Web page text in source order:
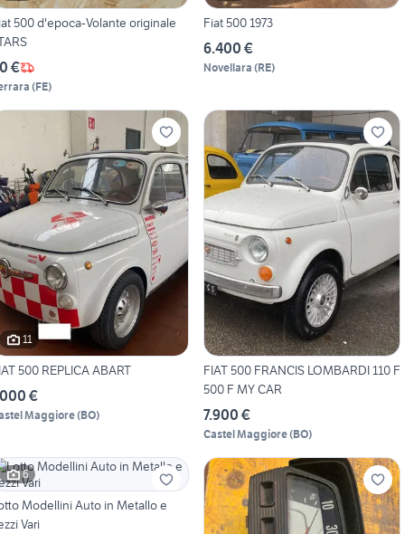
500 d'epoca-Volante originale
€
(FE)
Fiat 500 1973
6.400 €
Novellara (RE)
11
500 REPLICA ABART
€
Maggiore(BO)
FIAT 500 FRANCIS LOMBARDI 110 F
500 F MY CAR
7.900 €
Castel Maggiore(BO)
6
Modellini Auto in Metallo e
Vari